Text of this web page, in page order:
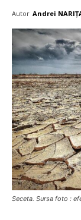
Autor Andrei
Seceta. Sursa foto :